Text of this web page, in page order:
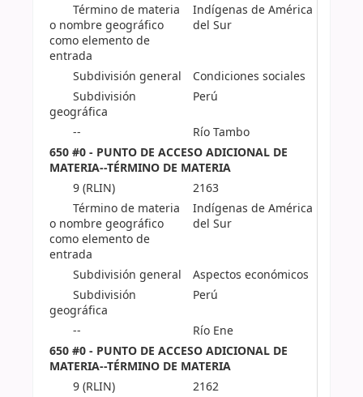
Término de materia
o nombre geográfico
como elemento de
entrada
Indígenas de América
del Sur
Subdivisión general
Condiciones sociales
Subdivisión
geográfica
Perú
--
Río Tambo
650 #0 - PUNTO DE ACCESO ADICIONAL DE
MATERIA--TÉRMINO DE MATERIA
9 (RLIN)
2163
Término de materia
o nombre geográfico
como elemento de
entrada
Indígenas de América
del Sur
Subdivisión general
Aspectos económicos
Subdivisión
geográfica
Perú
--
Río Ene
650 #0 - PUNTO DE ACCESO ADICIONAL DE
MATERIA--TÉRMINO DE MATERIA
9 (RLIN)
2162